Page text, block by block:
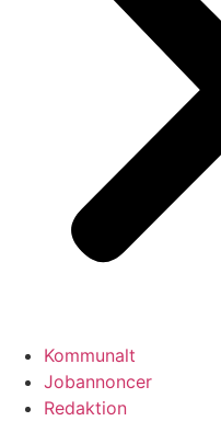
Kommunalt
Jobannoncer
Redaktion